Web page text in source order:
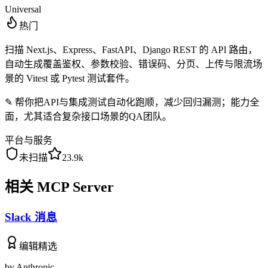
Universal
热门
扫描 Next.js、Express、FastAPI、Django REST 的 API 路由，
自动生成覆盖鉴权、参数校验、错误码、分页、上传与限流场
景的 Vitest 或 Pytest 测试套件。
✎ 帮你把API与集成测试自动化跑顺，减少回归漏测；能力全
面，尤其适合复杂接口场景的QA团队。
平台与服务
未扫描
23.9k
相关 MCP Server
Slack 消息
编辑精选